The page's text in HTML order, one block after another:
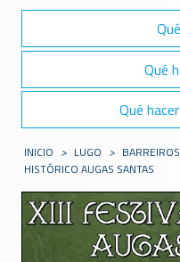
Qué
Qué
INICIO > LUGO > BARREIROS
HISTÓRICO AUGAS SANTAS